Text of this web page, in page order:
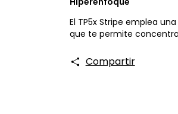
El TP5x Stripe emplea
que te permite
Compartir